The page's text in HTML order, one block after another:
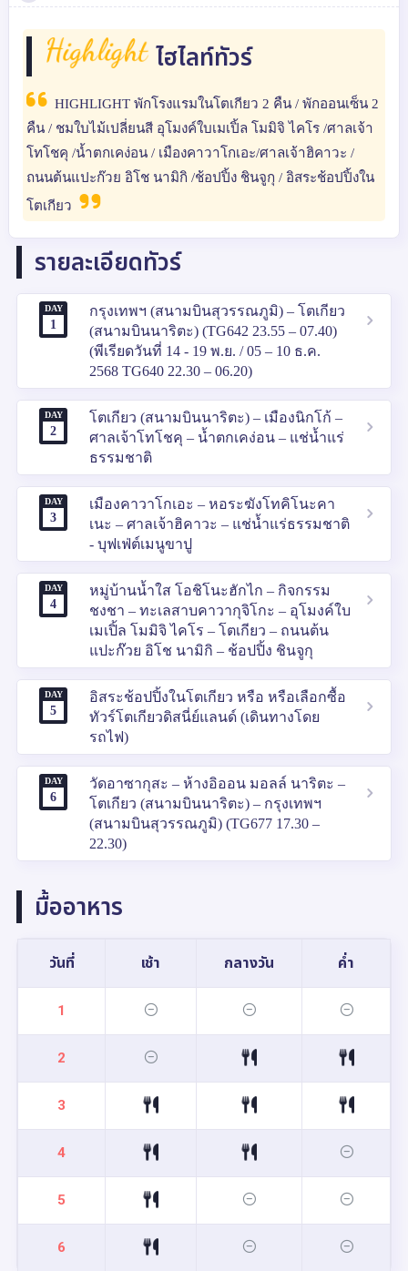
Highlight ไฮไลท์ทัวร์
HIGHLIGHT พักโรงแรมในโตเกียว 2 คืน / พักออนเซ็น 2
คืน / ชมใบไม้เปลี่ยนสี อุโมงค์ใบเมเปิ้ล โมมิจิ ไคโร /ศาลเจ้า
โทโชคุ /น้ำตกเคง่อน / เมืองคาวาโกเอะ/ศาลเจ้าฮิคาวะ /
ถนนต้นแปะก๊วย อิโช นามิกิ /ช้อปปิ้ง ชินจูกุ / อิสระช้อปปิ้งใน
โตเกียว
รายละเอียดทัวร์
DAY
1
กรุงเทพฯ (สนามบินสุวรรณภูมิ) – โตเกียว
(สนามบินนาริตะ) (TG642 23.55 – 07.40)
(พีเรียดวันที่ 14 - 19 พ.ย. / 05 – 10 ธ.ค.
2568 TG640 22.30 – 06.20)
DAY
2
โตเกียว (สนามบินนาริตะ) – เมืองนิกโก้ –
ศาลเจ้าโทโชคุ – น้ำตกเคง่อน – แช่น้ำแร่
ธรรมชาติ
DAY
3
เมืองคาวาโกเอะ – หอระฆังโทคิโนะคา
เนะ – ศาลเจ้าฮิคาวะ – แช่น้ำแร่ธรรมชาติ
- บุฟเฟ่ต์เมนูขาปู
DAY
4
หมู่บ้านน้ำใส โอชิโนะฮักไก – กิจกรรม
ชงชา – ทะเลสาบคาวากุจิโกะ – อุโมงค์ใบ
เมเปิ้ล โมมิจิ ไคโร – โตเกียว – ถนนต้น
แปะก๊วย อิโช นามิกิ – ช้อปปิ้ง ชินจูกุ
DAY
5
อิสระช้อปปิ้งในโตเกียว หรือ หรือเลือกซื้อ
ทัวร์โตเกียวดิสนี่ย์แลนด์ (เดินทางโดย
รถไฟ)
DAY
6
วัดอาซากุสะ – ห้างอิออน มอลล์ นาริตะ –
โตเกียว (สนามบินนาริตะ) – กรุงเทพฯ
(สนามบินสุวรรณภูมิ) (TG677 17.30 –
22.30)
มื้ออาหาร
วันที่ เช้า กลางวัน ค่ำ
1
2
3
4
5
6